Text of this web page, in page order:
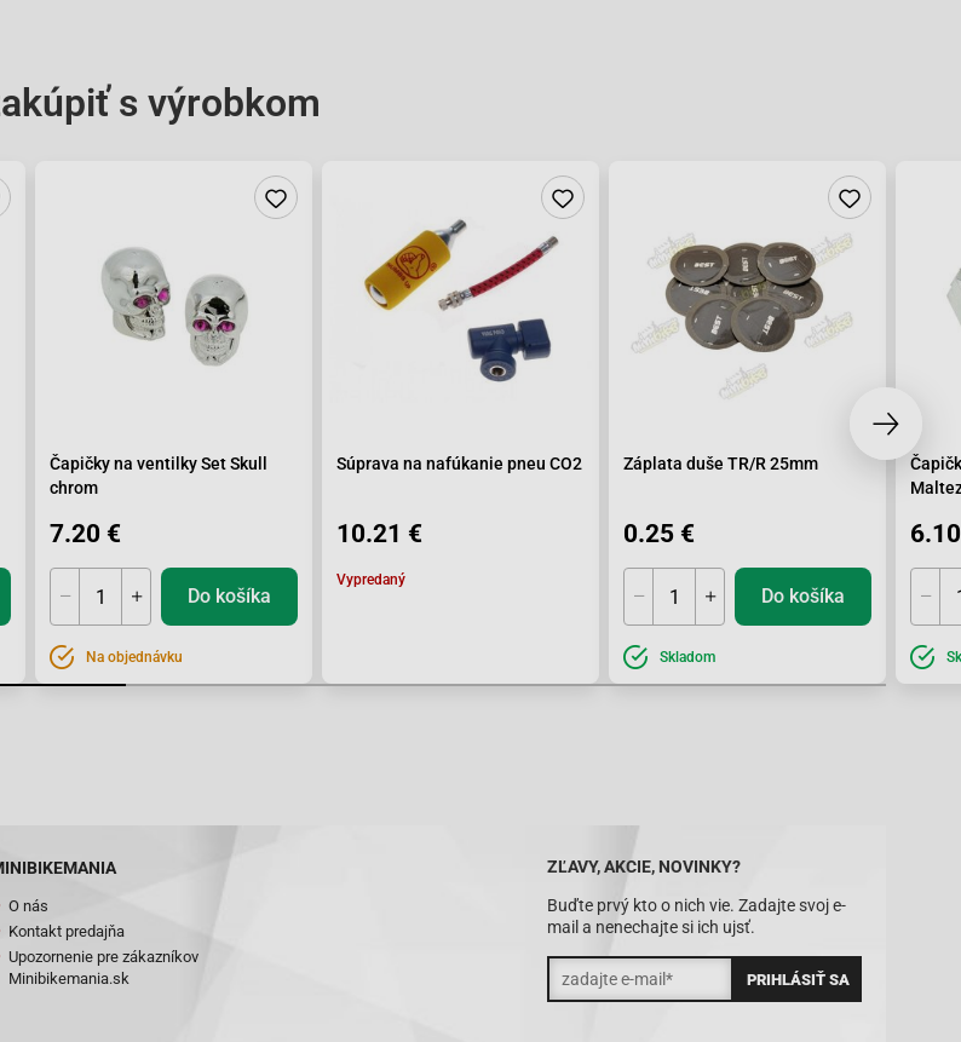
s výrobkom
Čapičky na ventilky Set Skull
chrom
7.20 €
Do košíka
Na objednávku
Súprava na nafúkanie pneu CO2
10.21 €
Vypredaný
Záplata duše TR/R 25mm
0.25 €
Do košíka
Skladom
ZĽAVY, AKCIE, NOVINKY?
Buďte prvý kto o nich vie. Zadajte svoj e-
mail a nenechajte si ich ujsť.
O nás
Kontakt predajňa
Upozornenie pre zákazníkov
Minibikemania.sk